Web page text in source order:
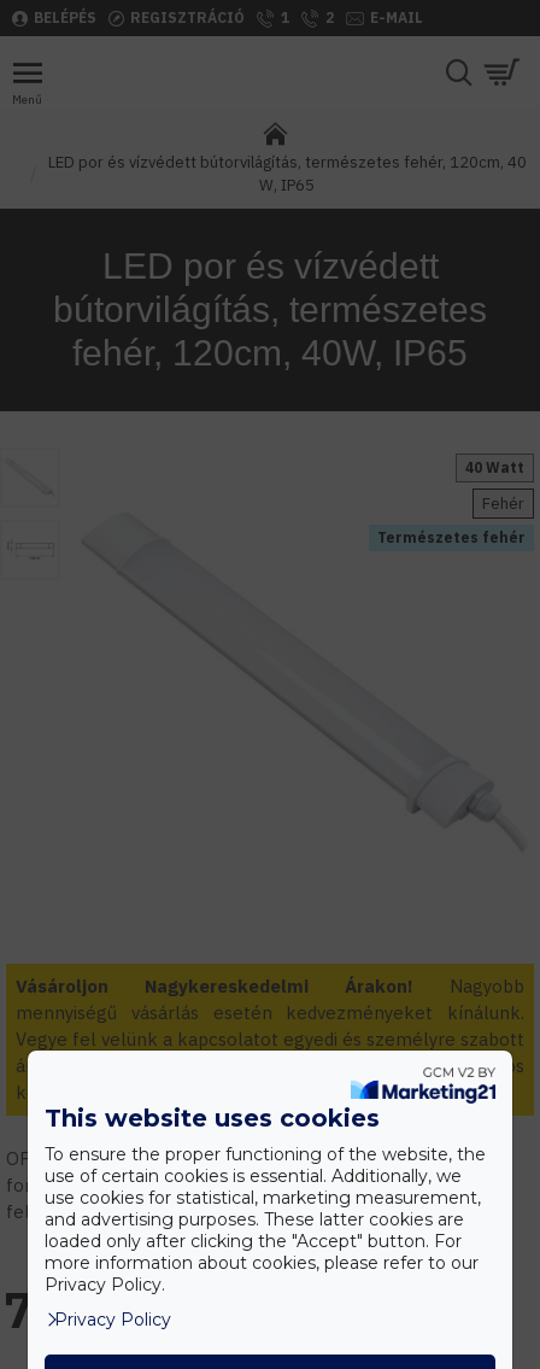
BELÉPÉS REGISZTRÁCIÓ 1 2 E-MAIL
LED por és vízvédett bútorvilágítás, természetes fehér, 120cm, 40
W, IP65
LED por és vízvédett
bútorvilágítás, természetes
fehér, 120cm, 40W, IP65
Természetes fehér
40 Watt
Fehér
Vásároljon Nagykereskedelmi Árakon!
Nagyobb
mennyiségű vásárlás esetén kedvezményeket kínálunk.
Vegye fel velünk a kapcsolatot egyedi és személyre szabott
áraiért! Kivitelezőknek és viszonteladóknak folyamatos
kedvezmények.
OPTONICA LED gyári képviselet! Vásárolj megbízható
forrásból! Szakmai támogatás, tervezés, gyári garanciális
feltételek.
7.664 Ft
This website uses cookies
To ensure the proper functioning of the website, the
use of certain cookies is essential. Additionally, we
use cookies for statistical, marketing measurement,
and advertising purposes. These latter cookies are
loaded only after clicking the "Accept" button. For
more information about cookies, please refer to our
Privacy Policy.
Privacy Policy